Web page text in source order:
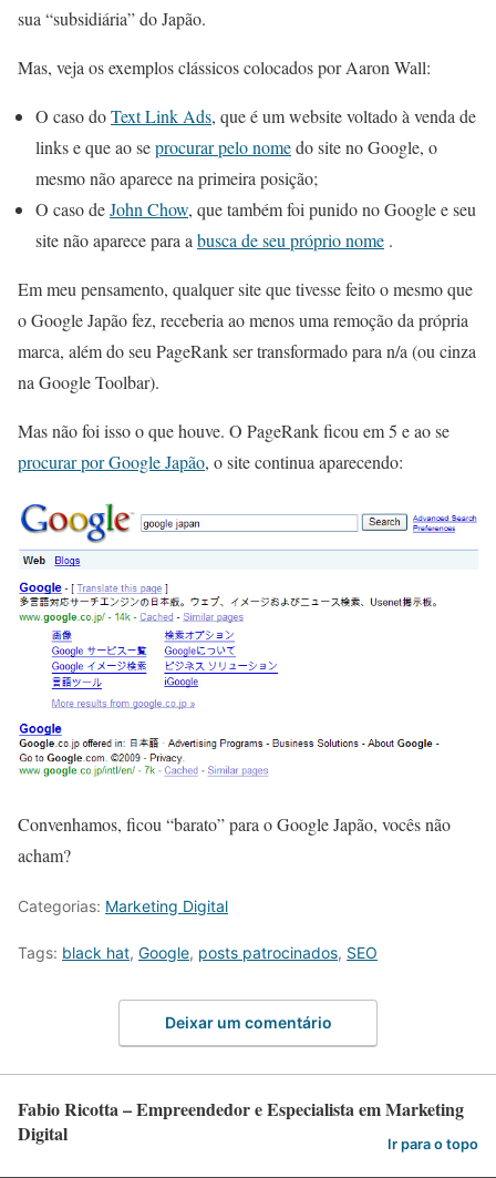
sua “subsidiária” do Japão.
Mas, veja os exemplos clássicos colocados por Aaron Wall:
O caso doText Link Ads, que é um website voltado à venda de
links e que ao seprocurar pelo nomedo site no Google, o
mesmo não aparece na primeira posição;
O caso deJohn Chow, que também foi punido no Google e seu
site não aparece para a busca de seu próprio nome .
Em meu pensamento, qualquer site que tivesse feito o mesmo que
o Google Japão fez, receberia ao menos uma remoção da própria
marca, além do seu PageRank ser transformado para n/a (ou cinza
na Google Toolbar).
Mas não foi isso o que houve. O PageRank ficou em 5 e ao se
procurar por Google Japão, o site continua aparecendo:
Convenhamos, ficou “barato” para o Google Japão, vocês não
acham?
Categorias: Marketing Digital
Tags: black hat, Google, posts patrocinados, SEO
Deixar um comentário
Fabio Ricotta – Empreendedor e Especialista em Marketing
Digital
Ir para o topo